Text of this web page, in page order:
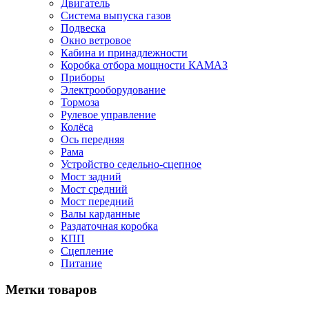
Двигатель
Система выпуска газов
Подвеска
Окно ветровое
Кабина и принадлежности
Коробка отбора мощности КАМАЗ
Приборы
Электрооборудование
Тормоза
Рулевое управление
Колёса
Ось передняя
Рама
Устройство седельно-сцепное
Мост задний
Мост средний
Мост передний
Валы карданные
Раздаточная коробка
КПП
Сцепление
Питание
Метки товаров